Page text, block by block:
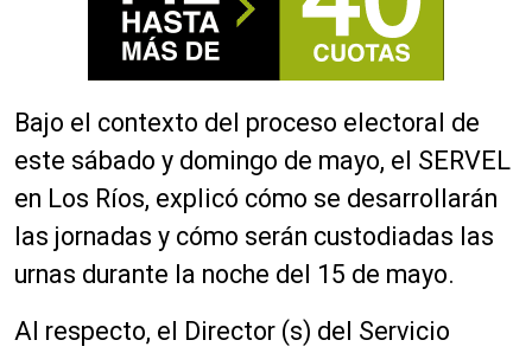
Bajo el contexto del proceso electoral de
este sábado y domingo de mayo, el SERVEL
en Los Ríos, explicó cómo se desarrollarán
las jornadas y cómo serán custodiadas las
urnas durante la noche del 15 de mayo.
Al respecto, el Director (s) del Servicio